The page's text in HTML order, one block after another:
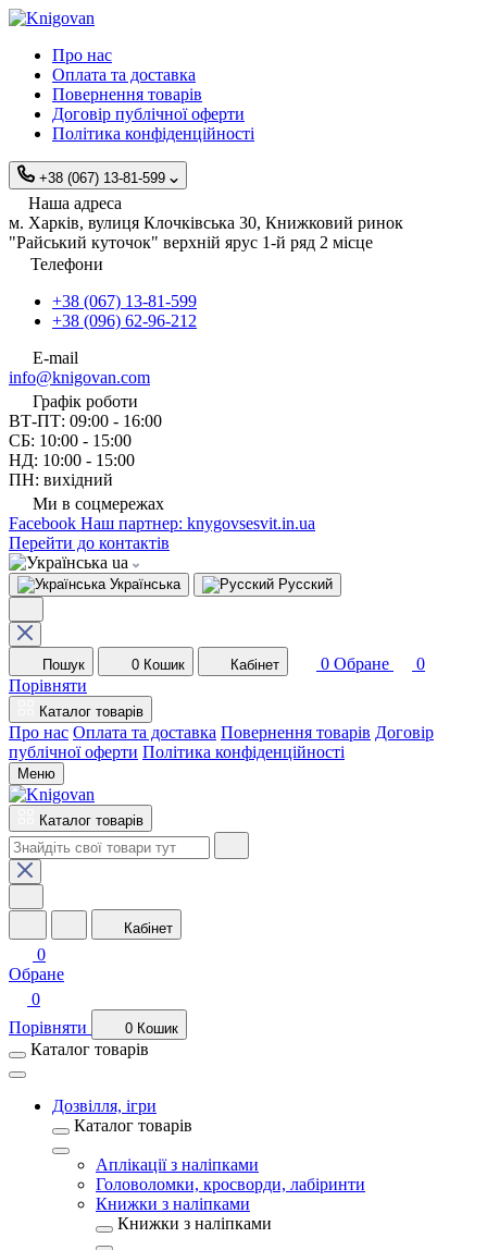
Про нас
Оплата та доставка
Повернення товарів
Договір публічної оферти
Політика конфіденційності
+38 (067) 13-81-599
Наша адреса
м. Харків, вулиця Клочківська 30, Книжковий ринок
"Райський куточок" верхній ярус 1-й ряд 2 місце
Телефони
+38 (067) 13-81-599
+38 (096) 62-96-212
E-mail
info@knigovan.com
Графік роботи
ВТ-ПТ: 09:00 - 16:00
СБ: 10:00 - 15:00
НД: 10:00 - 15:00
ПН: вихідний
Ми в соцмережах
Facebook Наш партнер: knygovsesvit.in.ua
Перейти до контактів
ua
Українська Русский
Пошук 0 Кошик Кабінет 0 Обране
0
Порівняти
Каталог товарів
Про нас Оплата та доставка Повернення товарів Договір
публічної оферти Політика конфіденційності
Меню
Каталог товарів
Кабінет
0
Обране
0
Порівняти
0 Кошик
Каталог товарів
Дозвілля, ігри
Каталог товарів
Аплікації з наліпками
Головоломки, кросворди, лабіринти
Книжки з наліпками
Книжки з наліпками